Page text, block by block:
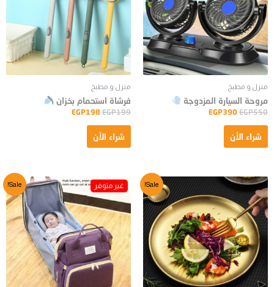
منزل و مطبخ
مروحة السيارة المزدوجة
EGP550
EGP390
شراء الأن
منزل و مطبخ
فرشاة استحمام بخزان
EGP199
EGP198
شراء الأن
Sale!
Sale!